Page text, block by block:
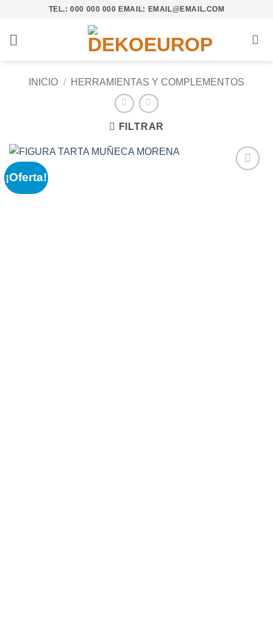
contenido
TEL.: 000 000 000 EMAIL: EMAIL@EMAIL.COM
INICIO / HERRAMIENTAS Y COMPLEMENTOS
FILTRAR
¡Oferta!